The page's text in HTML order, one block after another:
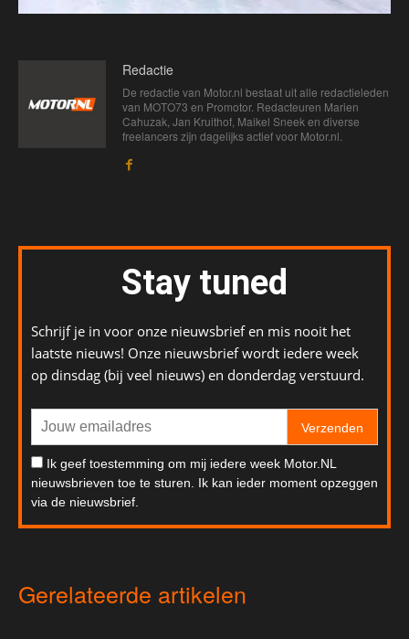
Redactie
De redactie van Motor.nl bestaat uit alle redactieleden
van MOTO73 en Promotor. Redacteuren Marien
Cahuzak, Jan Kruithof, Maikel Sneek en diverse
freelancers zijn dagelijks actief voor Motor.nl.
Stay tuned
Schrijf je in voor onze nieuwsbrief en mis nooit het
laatste nieuws! Onze nieuwsbrief wordt iedere week
op dinsdag (bij veel nieuws) en donderdag verstuurd.
Verzenden
Ik geef toestemming om mij iedere week Motor.NL
nieuwsbrieven toe te sturen. Ik kan ieder moment opzeggen
via de nieuwsbrief.
Gerelateerde artikelen